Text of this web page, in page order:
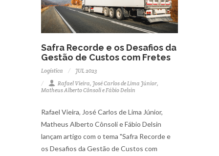
Safra Recorde e os Desafios da
Gestão de Custos com Fretes
Logística
JUL 2023
Rafael Vieira, José Carlos de Lima Júnior,
Matheus Alberto Cônsoli e Fábio Delsin
Rafael Vieira, José Carlos de Lima Júnior,
Matheus Alberto Cônsoli e Fábio Delsin
lançam artigo com o tema "Safra Recorde e
os Desafios da Gestão de Custos com